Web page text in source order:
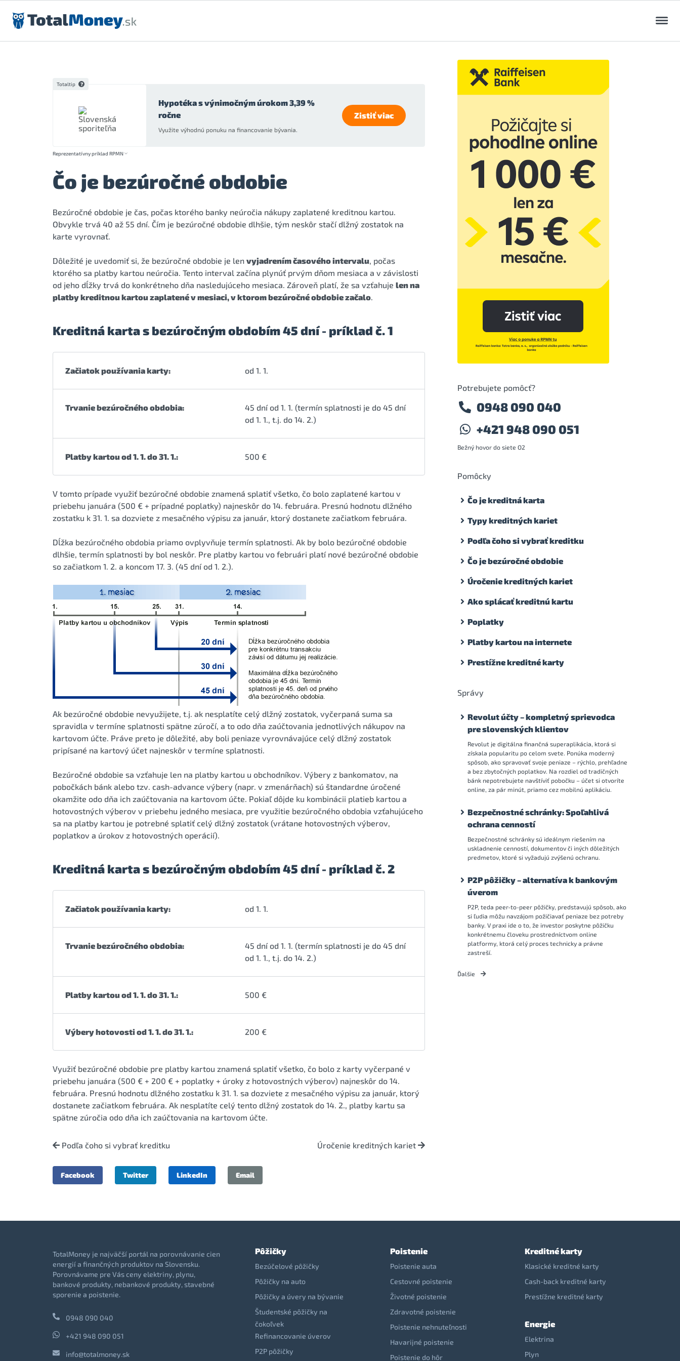
Preskočiť na obsah
Totaltip
Hypotéka s výnimočným úrokom 3,39 %
ročne
Využite výhodnú ponuku na financovanie bývania.
Zistiť viac
Reprezentatívny príklad RPMN
Čo je bezúročné obdobie
Bezúročné obdobie je čas, počas ktorého banky neúročia nákupy zaplatené kreditnou kartou.
Obvykle trvá 40 až 55 dní. Čím je bezúročné obdobie dlhšie, tým neskôr stačí dlžný zostatok na
karte vyrovnať.
Dôležité je uvedomiť si, že bezúročné obdobie je len vyjadrením časového intervalu, počas
ktorého sa platby kartou neúročia. Tento interval začína plynúť prvým dňom mesiaca a v závislosti
od jeho dĺžky trvá do konkrétneho dňa nasledujúceho mesiaca. Zároveň platí, že sa vzťahuje len na
platby kreditnou kartou zaplatené v mesiaci, v ktorom bezúročné obdobie začalo.
Kreditná karta s bezúročným obdobím 45 dní - príklad č. 1
Začiatok používania karty: od 1. 1.
Trvanie bezúročného obdobia:
45 dní od 1. 1. (termín splatnosti je do 45 dní
od 1. 1., t.j. do 14. 2.)
Platby kartou od 1. 1. do 31. 1.: 500 €
V tomto prípade využiť bezúročné obdobie znamená splatiť všetko, čo bolo zaplatené kartou v
priebehu januára (500 € + prípadné poplatky) najneskôr do 14. februára. Presnú hodnotu dlžného
zostatku k 31. 1. sa dozviete z mesačného výpisu za január, ktorý dostanete začiatkom februára.
Dĺžka bezúročného obdobia priamo ovplyvňuje termín splatnosti. Ak by bolo bezúročné obdobie
dlhšie, termín splatnosti by bol neskôr. Pre platby kartou vo februári platí nové bezúročné obdobie
so začiatkom 1. 2. a koncom 17. 3. (45 dní od 1. 2.).
Ak bezúročné obdobie nevyužijete, t.j. ak nesplatíte celý dlžný zostatok, vyčerpaná suma sa
spravidla v termíne splatnosti spätne zúročí, a to odo dňa zaúčtovania jednotlivých nákupov na
kartovom účte. Práve preto je dôležité, aby boli peniaze vyrovnávajúce celý dlžný zostatok
pripísané na kartový účet najneskôr v termíne splatnosti.
Bezúročné obdobie sa vzťahuje len na platby kartou u obchodníkov. Výbery z bankomatov, na
pobočkách bánk alebo tzv. cash-advance výbery (napr. v zmenárňach) sú štandardne úročené
okamžite odo dňa ich zaúčtovania na kartovom účte. Pokiaľ dôjde ku kombinácii platieb kartou a
hotovostných výberov v priebehu jedného mesiaca, pre využitie bezúročného obdobia vzťahujúceho
sa na platby kartou je potrebné splatiť celý dlžný zostatok (vrátane hotovostných výberov,
poplatkov a úrokov z hotovostných operácií).
Kreditná karta s bezúročným obdobím 45 dní - príklad č. 2
Začiatok používania karty: od 1. 1.
Trvanie bezúročného obdobia:
45 dní od 1. 1. (termín splatnosti je do 45 dní
od 1. 1., t.j. do 14. 2.)
Platby kartou od 1. 1. do 31. 1.: 500 €
Výbery hotovosti od 1. 1. do 31. 1.: 200 €
Využiť bezúročné obdobie pre platby kartou znamená splatiť všetko, čo bolo z karty vyčerpané v
priebehu januára (500 € + 200 € + poplatky + úroky z hotovostných výberov) najneskôr do 14.
februára. Presnú hodnotu dlžného zostatku k 31. 1. sa dozviete z mesačného výpisu za január, ktorý
dostanete začiatkom februára. Ak nesplatíte celý tento dlžný zostatok do 14. 2., platby kartu sa
spätne zúročia odo dňa ich zaúčtovania na kartovom účte.
Podľa čoho si vybrať kreditku Úročenie kreditných kariet
Facebook Twitter LinkedIn Email
Potrebujete pomôcť?
0948 090 040
+421 948 090 051
Bežný hovor do siete O2
Pomôcky
Čo je kreditná karta
Typy kreditných kariet
Podľa čoho si vybrať kreditku
Čo je bezúročné obdobie
Úročenie kreditných kariet
Ako splácať kreditnú kartu
Poplatky
Platby kartou na internete
Prestížne kreditné karty
Správy
Revolut účty – kompletný sprievodca
pre slovenských klientov
Revolut je digitálna finančná superaplikácia, ktorá si
získala popularitu po celom svete. Ponúka moderný
spôsob, ako spravovať svoje peniaze – rýchlo, prehľadne
a bez zbytočných poplatkov. Na rozdiel od tradičných
bánk nepotrebujete navštíviť pobočku – účet si otvoríte
online, za pár minút, priamo cez mobilnú aplikáciu.
Bezpečnostné schránky: Spoľahlivá
ochrana cenností
Bezpečnostné schránky sú ideálnym riešením na
uskladnenie cenností, dokumentov či iných dôležitých
predmetov, ktoré si vyžadujú zvýšenú ochranu.
P2P pôžičky – alternatíva k bankovým
úverom
P2P, teda peer-to-peer pôžičky, predstavujú spôsob, ako
si ľudia môžu navzájom požičiavať peniaze bez potreby
banky. V praxi ide o to, že investor poskytne pôžičku
konkrétnemu človeku prostredníctvom online
platformy, ktorá celý proces technicky a právne
zastreší.
Ďalšie
Pôžičky
Bezúčelové pôžičky
Pôžičky na auto
Pôžičky a úvery na bývanie
Študentské pôžičky na
čokoľvek
Refinancovanie úverov
P2P pôžičky
Poistenie
Poistenie auta
Cestovné poistenie
Životné poistenie
Zdravotné poistenie
Poistenie nehnuteľnosti
Havarijné poistenie
Poistenie do hôr
Kreditné karty
Klasické kreditné karty
Cash-back kreditné karty
Prestížne kreditné karty
Energie
Elektrina
Plyn
TotalMoney je najväčší portál na porovnávanie cien
energií a finančných produktov na Slovensku.
Porovnávame pre Vás ceny elektriny, plynu,
bankové produkty, nebankové produkty, stavebné
sporenie a poistenie.
0948 090 040
+421 948 090 051
info@totalmoney.sk